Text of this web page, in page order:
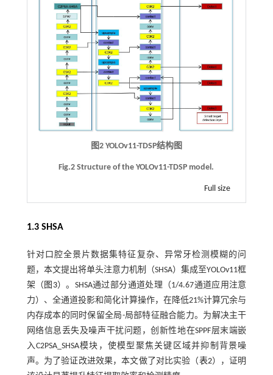
图2 YOLOv11-TDSP结构图
Fig.2 Structure of the YOLOv11-TDSP model.
Full size
1.3 SHSA
针对口腔全景片数据集特征复杂、异常牙检测模糊的问
题，本文提出将单头注意力机制（SHSA）集成至YOLOv11框
架（ 图3）。SHSA通过部分通道处理（1/4.67通道应用注意
力）、全通道投影和简化计算操作，在降低21%计算冗余与
内存成本的同时保留全局-局部特征融合能力。为解决主干
网络信息丢失及噪声干扰问题，创新性地在SPPF层末端嵌
入C2PSA_SHSA模块，使模型聚焦关键区域并抑制背景噪
声。为了验证改进效果，本文做了对比实验（表2），证明